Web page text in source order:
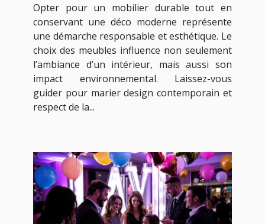
Opter pour un mobilier durable tout en
conservant une déco moderne représente
une démarche responsable et esthétique. Le
choix des meubles influence non seulement
l’ambiance d’un intérieur, mais aussi son
impact environnemental. Laissez-vous
guider pour marier design contemporain et
respect de la...